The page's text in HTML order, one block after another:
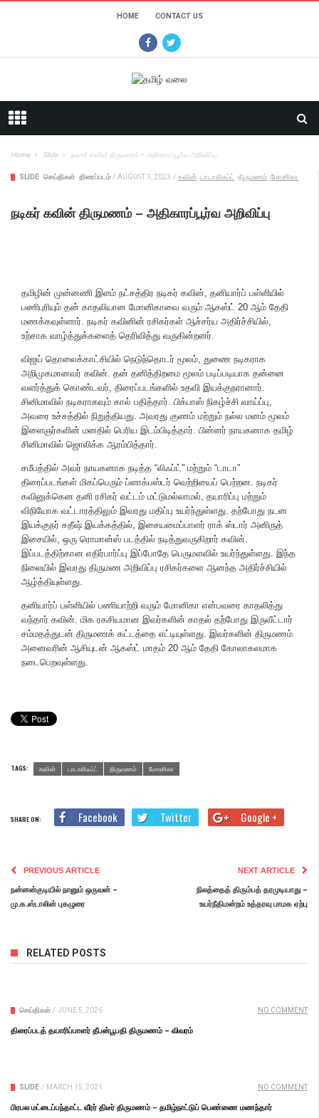
HOME CONTACT US
Home Slide நடிகர் கவின் திருமணம் – அதிகாரப்பூர்வ அறிவிப்பு
SLIDE செய்திகள் திரைப்படம் / AUGUST 1, 2023 / கவின் டாடாலிஃப்ட் திருமணம் மோனிகா
நடிகர் கவின் திருமணம் – அதிகாரப்பூர்வ அறிவிப்பு
தமிழின் முன்னணி இளம் நட்சத்திர நடிகர் கவின், தனியார்ப் பள்ளியில்
பணிபுரியும் தன் காதலியான மோனிகாவை வரும் ஆகஸ்ட் 20 ஆம் தேதி
மணக்கவுள்ளார். நடிகர் கவினின் ரசிகர்கள் ஆச்சர்ய அதிர்ச்சியில்,
உற்சாக வாழ்த்துக்களைத் தெரிவித்து வருகின்றனர்.
விஜய் தொலைக்காட்சியில் நெடுந்தொடர் மூலம், துணை நடிகராக
அறிமுகமானவர் கவின். தன் தனித்திறமை மூலம் படிப்படியாக தன்னை
வளர்த்துக் கொண்டவர், திரைப்படங்களில் உதவி இயக்குநரானார்.
சினிமாவில் நடிகராகவும் கால் பதித்தார். பிக்பாஸ் நிகழ்ச்சி வாய்ப்பு,
அவரை உச்சத்தில் நிறுத்தியது. அவரது குணம் மற்றும் நல்ல மனம் மூலம்
இளைஞர்களின் மனதில் பெரிய இடம்பிடித்தார். பின்னர் நாயகனாக தமிழ்
சினிமாவில் ஜொலிக்க ஆரம்பித்தார்.
சமீபத்தில் அவர் நாயகனாக நடித்த “லிஃப்ட்” மற்றும் “டாடா”
திரைப்படங்கள் மிகப்பெரும் ப்ளாக்பஸ்டர் வெற்றியைப் பெற்றன. நடிகர்
கவினுக்கென தனி ரசிகர் வட்டம் மட்டுமல்லாமல், தயாரிப்பு மற்றும்
விநியோக வட்டாரத்திலும் இவரது மதிப்பு உயர்ந்துள்ளது. தற்போது நடன
இயக்குநர் சதீஷ் இயக்கத்தில், இசையமைப்பாளர் ராக் ஸ்டார் அனிருத்
இசையில், ஒரு ரொமான்ஸ் படத்தில் நடித்துவருகிறார் கவின்.
இப்படத்திற்கான எதிர்பார்ப்பு இப்போதே பெருமளவில் உயர்ந்துள்ளது. இந்த
நிலையில் இவரது திருமண அறிவிப்பு ரசிகர்களை ஆனந்த அதிர்ச்சியில்
ஆழ்த்தியுள்ளது.
தனியார்ப் பள்ளியில் பணியாற்றி வரும் மோனிகா என்பவரை காதலித்து
வந்தார் கவின். மிக ரகசியமான இவர்களின் காதல் தற்போது இருவீட்டார்
சம்மதத்துடன் திருமணக் கட்டத்தை எட்டியுள்ளது. இவர்களின் திருமணம்
அனைவரின் ஆசியுடன் ஆகஸ்ட் மாதம் 20 ஆம் தேதி கோலாகலமாக
நடைபெறவுள்ளது.
TAGS: கவின் டாடாலிஃப்ட் திருமணம் மோனிகா
SHARE ON: Facebook Twitter Google +
PREVIOUS ARTICLE
நன்னன்குடியில் நானும் ஒருவன் –
மு.க.ஸ்டாலின் புகழுரை
NEXT ARTICLE
நிலத்தைத் திரும்பத் தரமுடியாது –
உயர்நீதிமன்றம் உத்தரவு பாமக ஏற்பு
RELATED POSTS
செய்திகள் / JUNE 5, 2026 NO COMMENT
திரைப்படத் தயாரிப்பாளர் தீபன்பூபதி திருமணம் – விவரம்
SLIDE / MARCH 15, 2021 NO COMMENT
பிரபல மட்டைப்பந்தாட்ட வீரர் திடீர் திருமணம் – தமிழ்நாட்டுப் பெண்ணை மணந்தார்